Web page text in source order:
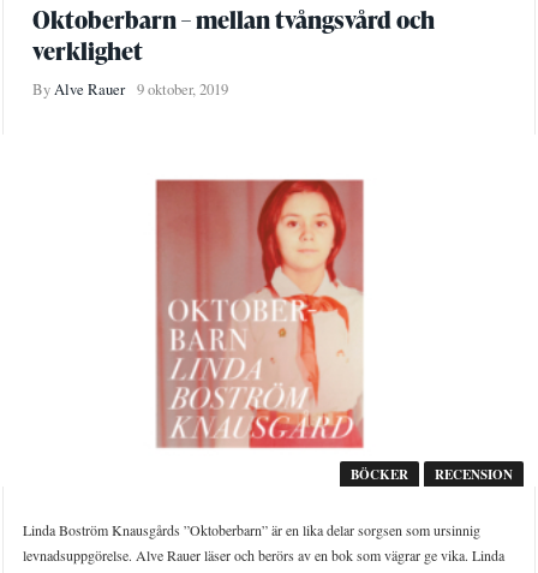
Oktoberbarn – mellan tvångsvård och
verklighet
ByAlve Rauer 9 oktober, 2019
BÖCKER RECENSION
Linda Boström Knausgårds ”Oktoberbarn” är en lika delar sorgsen som ursinnig
levnadsuppgörelse. Alve Rauer läser och berörs av en bok som vägrar ge vika. Linda